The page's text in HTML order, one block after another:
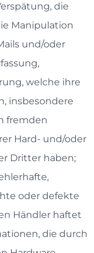
die
Manipulation
und/oder
welche ihre
insbesondere
fremden
Hard- und/oder
Dritter haben;
oder defekte
Händler haftet
die durch